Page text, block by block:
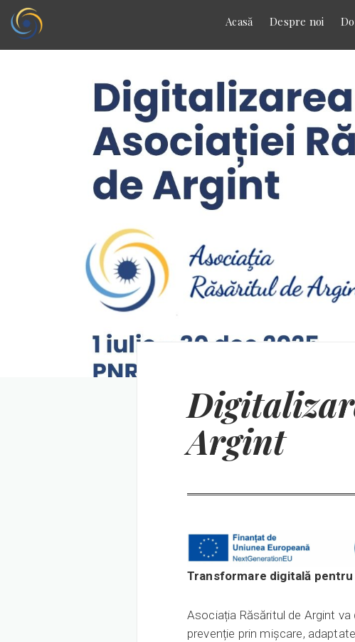
Acasă Despre noi
Argint
Transformare digitală
Asociația Răsăritul de Argint
prevenție prin mișcare,